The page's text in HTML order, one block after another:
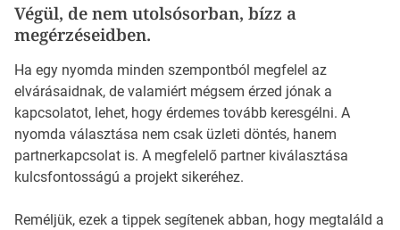
Végül, de nem utolsósorban, bízz a
megérzéseidben.
Ha egy nyomda minden szempontból megfelel az
elvárásaidnak, de valamiért mégsem érzed jónak a
kapcsolatot, lehet, hogy érdemes tovább keresgélni. A
nyomda választása nem csak üzleti döntés, hanem
partnerkapcsolat is. A megfelelő partner kiválasztása
kulcsfontosságú a projekt sikeréhez.
Reméljük, ezek a tippek segítenek abban, hogy megtaláld a